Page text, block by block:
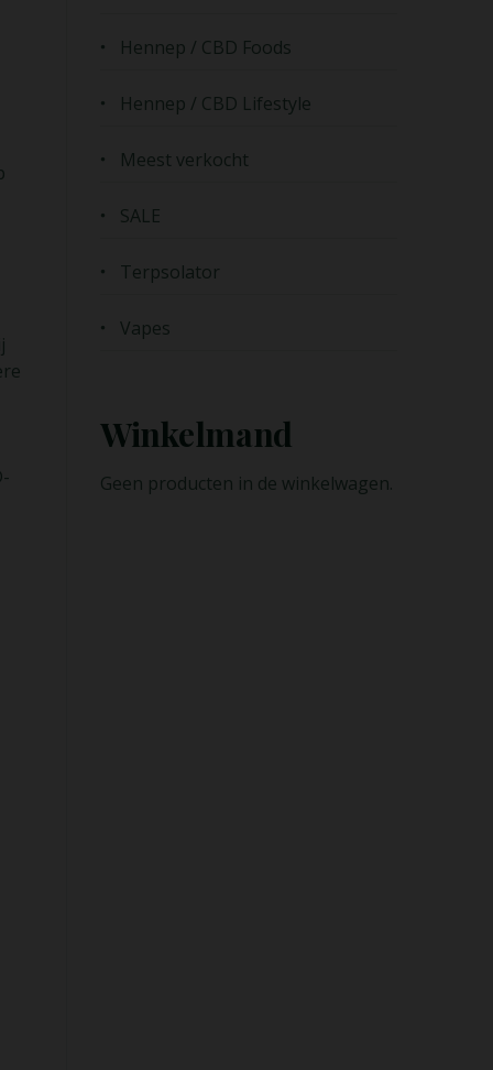
Hennep / CBD Foods
Hennep / CBD Lifestyle
Meest verkocht
SALE
Terpsolator
Vapes
Winkelmand
Geen producten in de winkelwagen.